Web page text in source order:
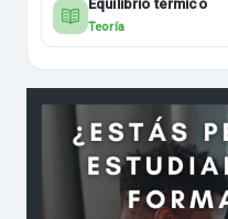
Equilibrio térmico
Teoría